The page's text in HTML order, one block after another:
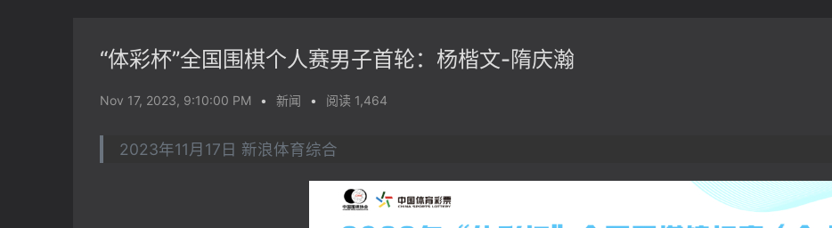
“体彩杯”全国围棋个人赛男子首轮：杨楷文-隋庆瀚
Nov 17, 2023, 9:10:00 PM • 新闻 • 阅读 1,464
2023年11月17日 新浪体育综合